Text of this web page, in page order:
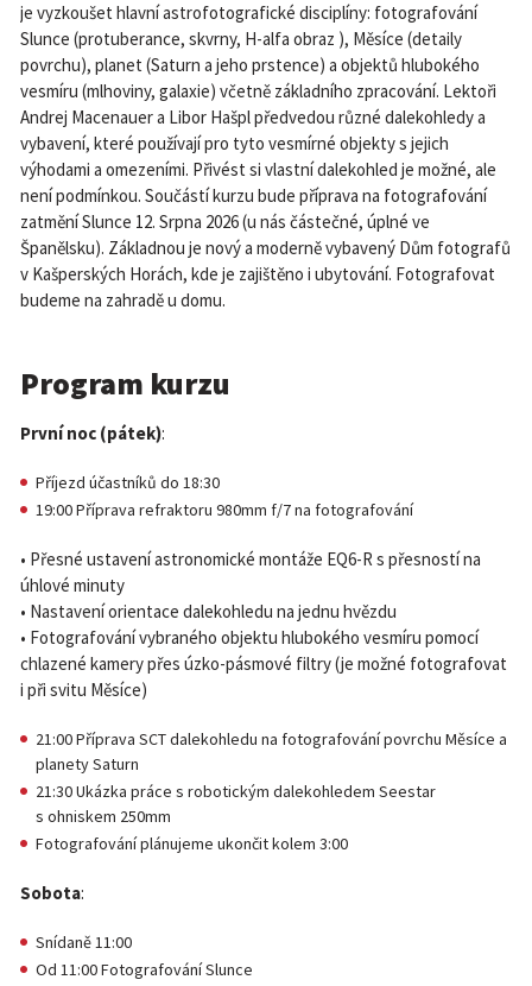
je vyzkoušet hlavní astrofotografické disciplíny: fotografování
Slunce (protuberance, skvrny, H-alfa obraz ), Měsíce (detaily
povrchu), planet (Saturn a jeho prstence) a objektů hlubokého
vesmíru (mlhoviny, galaxie) včetně základního zpracování. Lektoři
Andrej Macenauer a Libor Hašpl předvedou různé dalekohledy a
vybavení, které používají pro tyto vesmírné objekty s jejich
výhodami a omezeními. Přivést si vlastní dalekohled je možné, ale
není podmínkou. Součástí kurzu bude příprava na fotografování
zatmění Slunce 12. Srpna 2026 (u nás částečné, úplné ve
Španělsku). Základnou je nový a moderně vybavený Dům fotografů
v Kašperských Horách, kde je zajištěno i ubytování. Fotografovat
budeme na zahradě u domu.
Program kurzu
První noc (pátek):
Příjezd účastníků do 18:30
19:00 Příprava refraktoru 980mm f/7 na fotografování
• Přesné ustavení astronomické montáže EQ6-R s přesností na
úhlové minuty
• Nastavení orientace dalekohledu na jednu hvězdu
• Fotografování vybraného objektu hlubokého vesmíru pomocí
chlazené kamery přes úzko-pásmové filtry (je možné fotografovat
i při svitu Měsíce)
21:00 Příprava SCT dalekohledu na fotografování povrchu Měsíce a
planety Saturn
21:30 Ukázka práce s robotickým dalekohledem Seestar
s ohniskem 250mm
Fotografování plánujeme ukončit kolem 3:00
Sobota:
Snídaně 11:00
Od 11:00 Fotografování Slunce